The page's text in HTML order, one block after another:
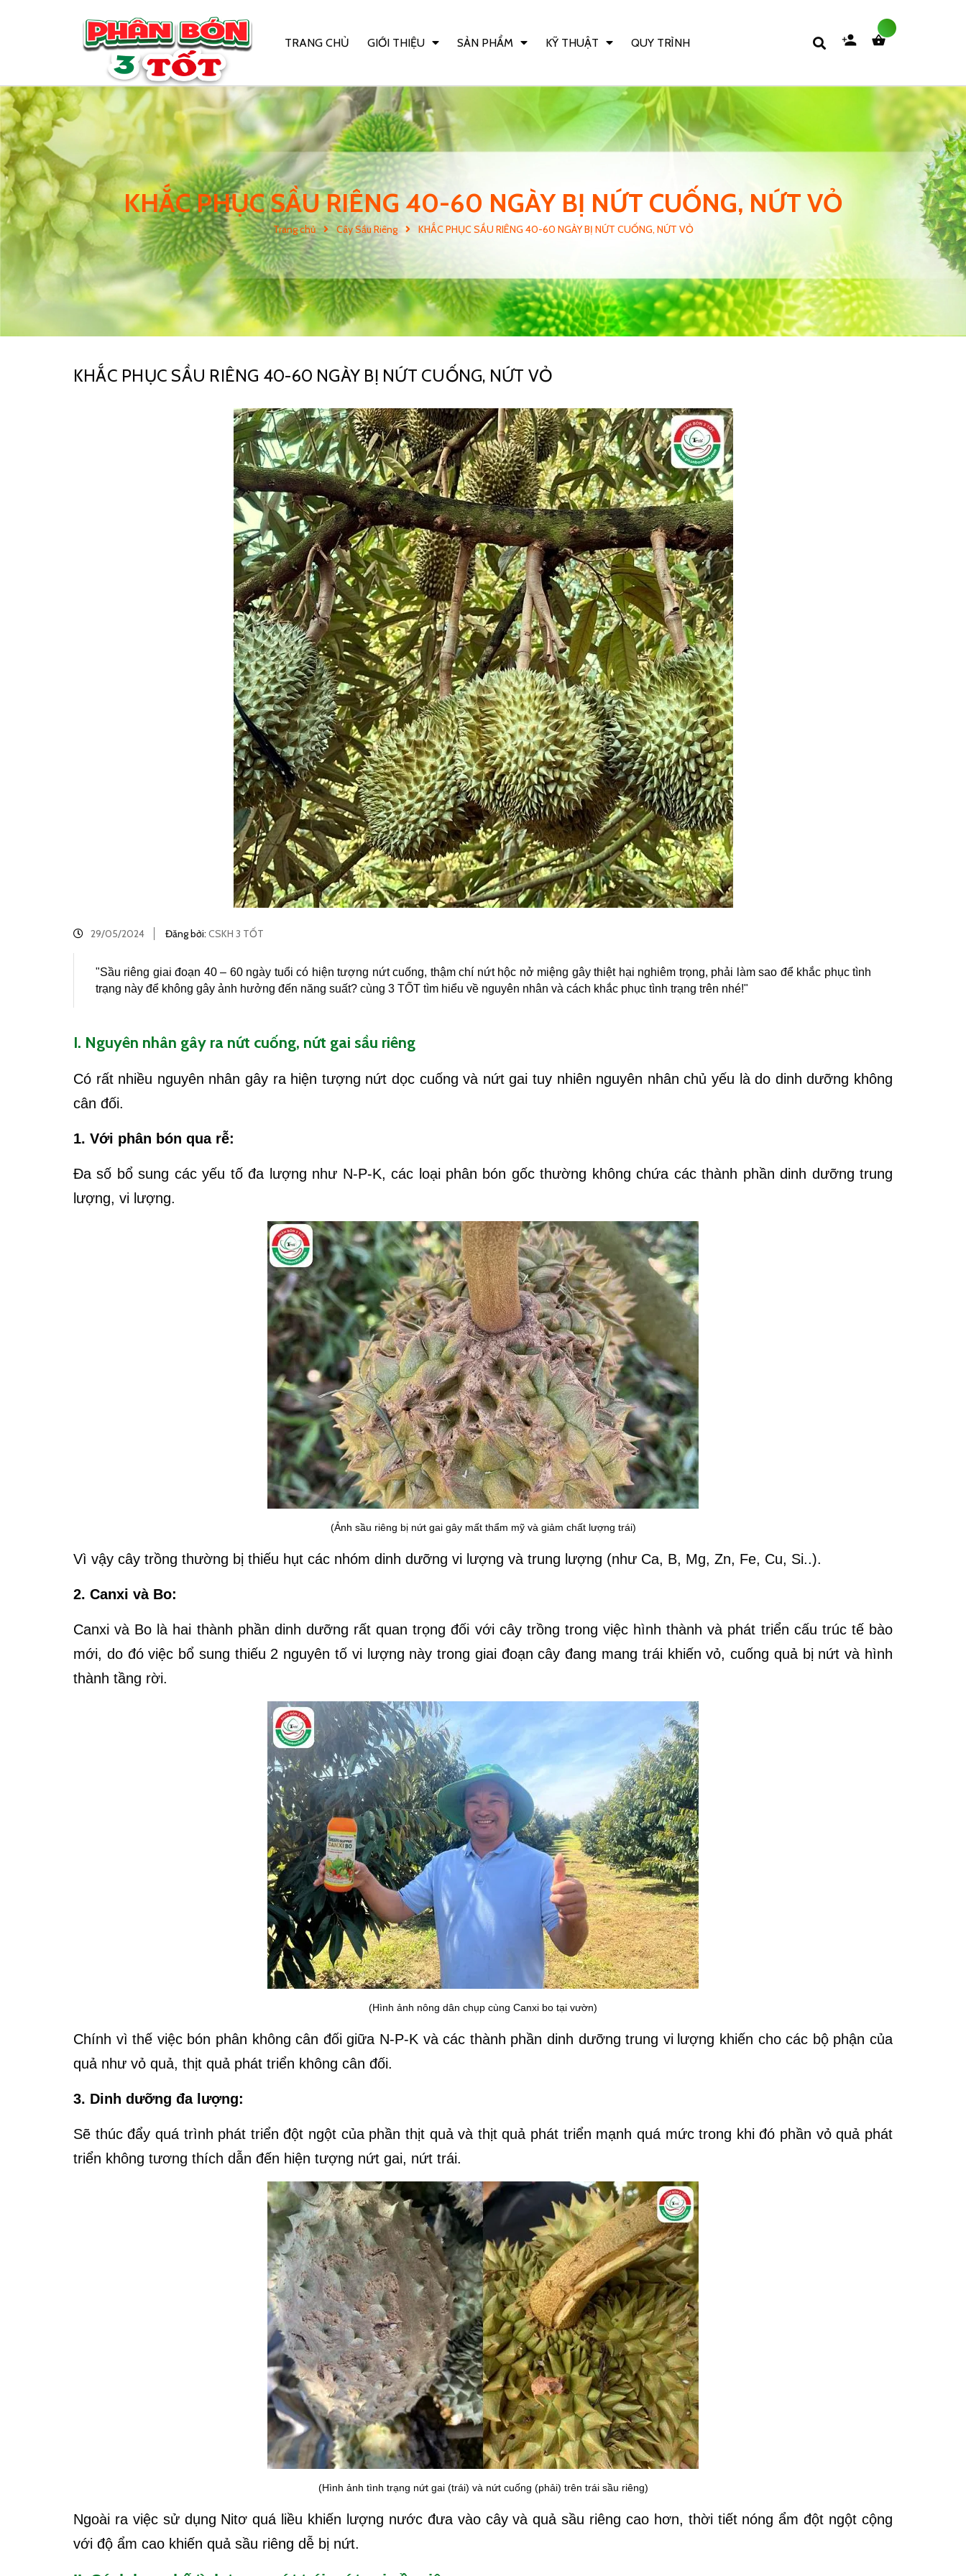
TRANG CHỦ GIỚI THIỆU SẢN PHẨM KỸ THUẬT QUY TRÌNH
KHẮC PHỤC SẦU RIÊNG 40-60 NGÀY BỊ NỨT CUỐNG, NỨT VỎ
Trang chủ Cây Sầu Riêng KHẮC PHỤC SẦU RIÊNG 40-60 NGÀY BỊ NỨT CUỐNG, NỨT VỎ
KHẮC PHỤC SẦU RIÊNG 40-60 NGÀY BỊ NỨT CUỐNG, NỨT VỎ
29/05/2024 Đăng bởi: CSKH 3 TỐT
"Sầu riêng giai đoạn 40 – 60 ngày tuổi có hiện tượng nứt cuống, thậm chí nứt hộc nở miệng gây thiệt hại nghiêm trọng, phải làm sao để khắc phục tình
trạng này để không gây ảnh hưởng đến năng suất? cùng 3 TỐT tìm hiểu về nguyên nhân và cách khắc phục tình trạng trên nhé!"
I. Nguyên nhân gây ra nứt cuống, nứt gai sầu riêng
Có rất nhiều nguyên nhân gây ra hiện tượng nứt dọc cuống và nứt gai tuy nhiên nguyên nhân chủ yếu là do dinh dưỡng không
cân đối.
1. Với phân bón qua rễ:
Đa số bổ sung các yếu tố đa lượng như N-P-K, các loại phân bón gốc thường không chứa các thành phần dinh dưỡng trung
lượng, vi lượng.
(Ảnh sầu riêng bị nứt gai gây mất thẩm mỹ và giảm chất lượng trái)
Vì vậy cây trồng thường bị thiếu hụt các nhóm dinh dưỡng vi lượng và trung lượng (như Ca, B, Mg, Zn, Fe, Cu, Si..).
2. Canxi và Bo:
Canxi và Bo là hai thành phần dinh dưỡng rất quan trọng đối với cây trồng trong việc hình thành và phát triển cấu trúc tế bào
mới, do đó việc bổ sung thiếu 2 nguyên tố vi lượng này trong giai đoạn cây đang mang trái khiến vỏ, cuống quả bị nứt và hình
thành tầng rời.
(Hình ảnh nông dân chụp cùng Canxi bo tại vườn)
Chính vì thế việc bón phân không cân đối giữa N-P-K và các thành phần dinh dưỡng trung vi lượng khiến cho các bộ phận của
quả như vỏ quả, thịt quả phát triển không cân đối.
3. Dinh dưỡng đa lượng:
Sẽ thúc đẩy quá trình phát triển đột ngột của phần thịt quả và thịt quả phát triển mạnh quá mức trong khi đó phần vỏ quả phát
triển không tương thích dẫn đến hiện tượng nứt gai, nứt trái.
(Hình ảnh tình trạng nứt gai (trái) và nứt cuống (phải) trên trái sầu riêng)
Ngoài ra việc sử dụng Nitơ quá liều khiến lượng nước đưa vào cây và quả sầu riêng cao hơn, thời tiết nóng ẩm đột ngột cộng
với độ ẩm cao khiến quả sầu riêng dễ bị nứt.